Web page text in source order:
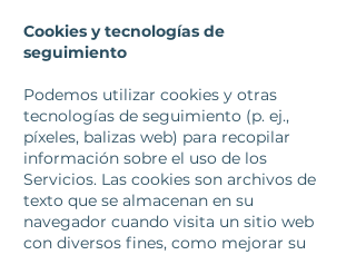
Cookies y tecnologías de
seguimiento
Podemos utilizar cookies y otras
tecnologías de seguimiento (p. ej.,
píxeles, balizas web) para recopilar
información sobre el uso de los
Servicios. Las cookies son archivos de
texto que se almacenan en su
navegador cuando visita un sitio web
con diversos fines, como mejorar su